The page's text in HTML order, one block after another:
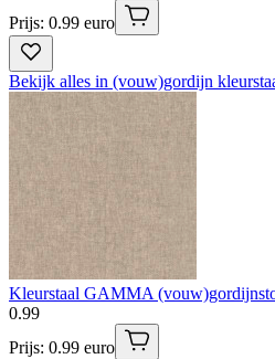
Prijs: 0.99 euro
Bekijk alles in (vouw)gordijn
Kleurstaal GAMMA
0.99
Prijs: 0.99 euro